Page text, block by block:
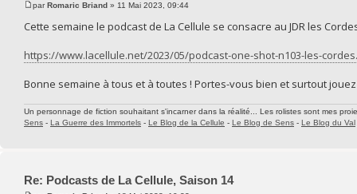
parRomaric Briand » 11 Mai 2023, 09:44
Cette semaine le podcast de La Cellule se consacre au JDR les
https://www.lacellule.net/2023/05/podcast-one-shot-n103-les-
Bonne semaine à tous et à toutes ! Portes-vous bien et surtout
Un personnage de fiction souhaitant s'incarner dans la réalité... Les rolistes sont mes
Sens - La Guerre des Immortels - Le Blog de la Cellule - Le Blog de Sens - Le Blog du Val
Re: Podcasts de La Cellule, Saison 14